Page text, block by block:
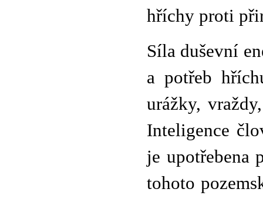
hříchy proti
Síla duševní
a potřeb
urážky,
Inteligence
je upotřebena
tohoto